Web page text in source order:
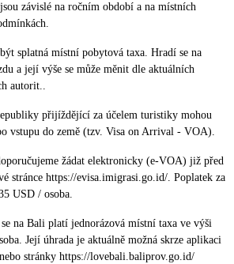
závislé na ročním období a na místních
splatná místní pobytová taxa. Hradí se na
a její výše se může měnit dle aktuálních
autorit..
přijíždějící za účelem turistiky mohou
vstupu do země (tzv. Visa on Arrival - VOA).
žádat elektronicky (e-VOA) již před
stránce https://evisa.imigrasi.go.id/. Poplatek za
USD / osoba.
na Bali platí jednorázová místní taxa ve výši
Její úhrada je aktuálně možná skrze aplikaci
stránky https://lovebali.baliprov.go.id/